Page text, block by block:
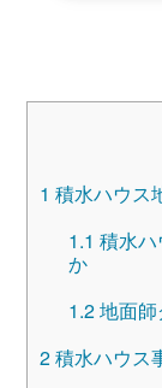
1 積水ハウス
1.1 積水
か
1.2地面師
2積水ハウス